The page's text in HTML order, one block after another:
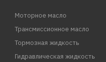
Моторное масло
Трансмиссионное масло
Тормозная жидкость
Гидравлическая жидкость